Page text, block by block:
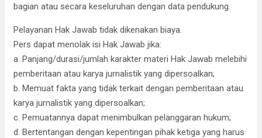
bagian atau secara keseluruhan dengan data pendukung.
Pelayanan Hak Jawab tidak dikenakan biaya.
Pers dapat menolak isi Hak Jawab jika:
a. Panjang/durasi/jumlah karakter materi Hak Jawab melebihi
pemberitaan atau karya jurnalistik yang dipersoalkan;
b. Memuat fakta yang tidak terkait dengan pemberitaan atau
karya jurnalistik yang dipersoalkan;
c. Pemuatannya dapat menimbulkan pelanggaran hukum;
d. Bertentangan dengan kepentingan pihak ketiga yang harus